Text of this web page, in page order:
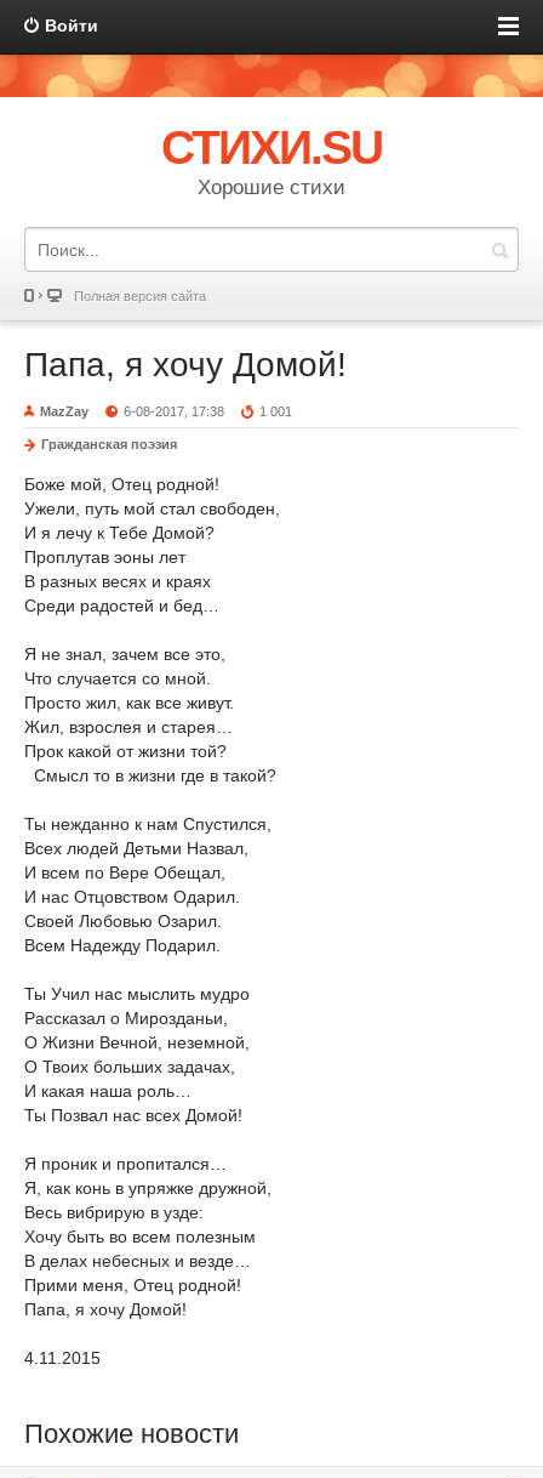
Войти
СТИХИ.SU
Хорошие стихи
Полная версия сайта
Папа, я хочу Домой!
MazZay 6-08-2017, 17:38 1 001
Гражданская поэзия
Боже мой, Отец родной!
Ужели, путь мой стал свободен,
И я лечу к Тебе Домой?
Проплутав эоны лет
В разных весях и краях
Среди радостей и бед…
Я не знал, зачем все это,
Что случается со мной.
Просто жил, как все живут.
Жил, взрослея и старея…
Прок какой от жизни той?
Смысл то в жизни где в такой?
Ты нежданно к нам Спустился,
Всех людей Детьми Назвал,
И всем по Вере Обещал,
И нас Отцовством Одарил.
Своей Любовью Озарил.
Всем Надежду Подарил.
Ты Учил нас мыслить мудро
Рассказал о Мирозданьи,
О Жизни Вечной, неземной,
О Твоих больших задачах,
И какая наша роль…
Ты Позвал нас всех Домой!
Я проник и пропитался…
Я, как конь в упряжке дружной,
Весь вибрирую в узде:
Хочу быть во всем полезным
В делах небесных и везде…
Прими меня, Отец родной!
Папа, я хочу Домой!
4.11.2015
Похожие новости